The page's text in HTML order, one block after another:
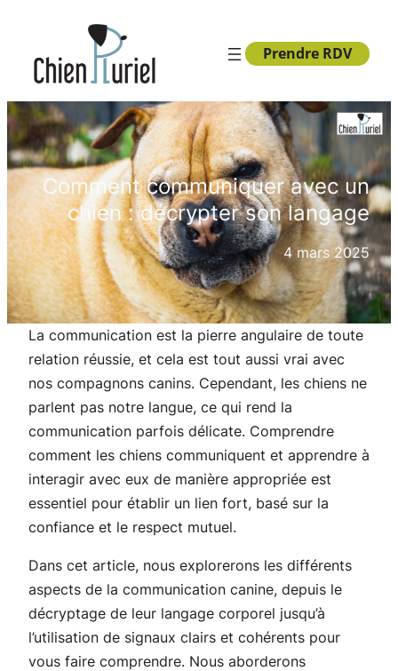
contenu
Prendre RDV
Comment communiquer avec un
chien : décrypter son langage
4 mars 2025
La communication est la pierre angulaire de toute
relation réussie, et cela est tout aussi vrai avec
nos compagnons canins. Cependant, les chiens ne
parlent pas notre langue, ce qui rend la
communication parfois délicate. Comprendre
comment les chiens communiquent et apprendre à
interagir avec eux de manière appropriée est
essentiel pour établir un lien fort, basé sur la
confiance et le respect mutuel.
Dans cet article, nous explorerons les différents
aspects de la communication canine, depuis le
décryptage de leur langage corporel jusqu’à
l’utilisation de signaux clairs et cohérents pour
vous faire comprendre. Nous aborderons